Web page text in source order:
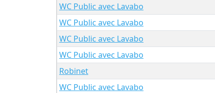
WC Public avec Lavabo
WC Public avec Lavabo
WC Public avec Lavabo
WC Public avec Lavabo
Robinet
WC Public avec Lavabo